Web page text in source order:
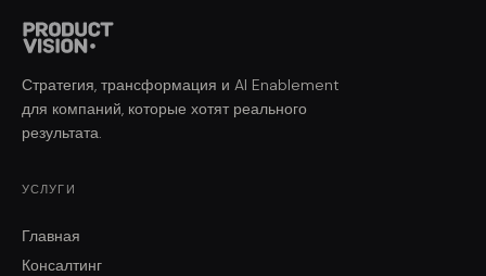
Стратегия, трансформация и AI Enablement
для компаний, которые хотят реального
результата.
УСЛУГИ
Главная
Консалтинг